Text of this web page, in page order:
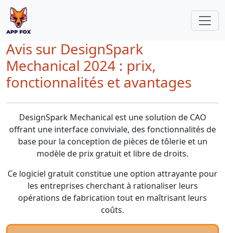
Avis sur DesignSpark
Mechanical 2024 : prix,
fonctionnalités et avantages
DesignSpark Mechanical est une solution de CAO
offrant une interface conviviale, des fonctionnalités de
base pour la conception de pièces de tôlerie et un
modèle de prix gratuit et libre de droits.
Ce logiciel gratuit constitue une option attrayante pour
les entreprises cherchant à rationaliser leurs
opérations de fabrication tout en maîtrisant leurs
coûts.